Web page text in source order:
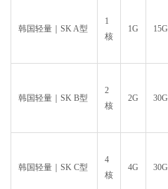
韩国轻量｜SK A型
1
核
1G 15G
韩国轻量｜SK B型
2
核
2G 30G
韩国轻量｜SK C型
4
核
4G 30G